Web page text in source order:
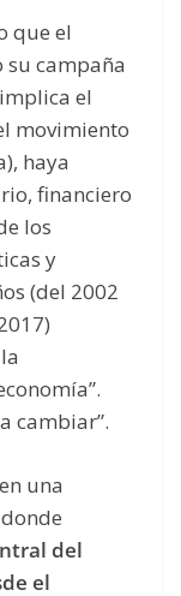
que el
su campaña
el
movimiento
haya
financiero
los
y
(del 2002
cambiar”.
una
del
el